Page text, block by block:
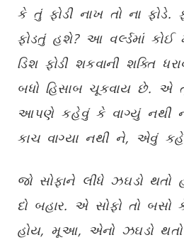
કે તું ફોડી નાખ તો ના ફોડે.
ફોડતું હશે? આ વર્લ્ડમાં
ડિશ ફોડી શકવાની શક્તિ
બધો હિસાબ ચૂકવાય છે. એ
આપણે કહેવું કે વાગ્યું નથી
કાચ વાગ્યા નથી ને, એવું
જો સોફાને લીધે ઝઘડો થતો
દો બહાર. એ સોફો તો બસો
હોય, મૂઆ, એનો ઝઘડો